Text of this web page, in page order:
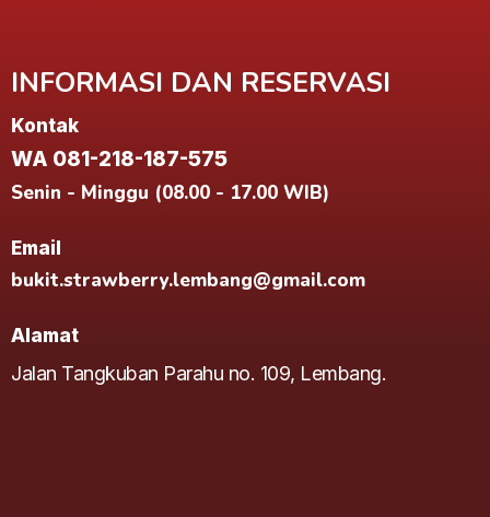
INFORMASI DAN RESERVASI
Kontak
WA 081-218-187-575
Senin - Minggu (08.00 - 17.00 WIB)
Email
bukit.strawberry.lembang@gmail.com
Alamat
Jalan Tangkuban Parahu no. 109, Lembang.